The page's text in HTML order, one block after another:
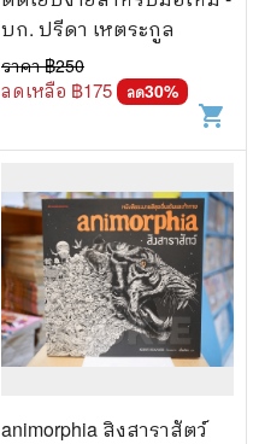
บก. ปรีดา เหตระกูล
ราคา ฿250
ลดเหลือ ฿175 ลด30%
shopping_cart
animorphia สิงสาราสัตว์